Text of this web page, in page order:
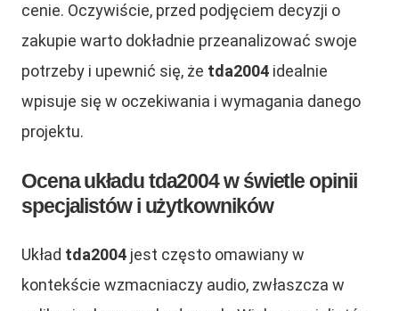
cenie. Oczywiście, przed podjęciem decyzji o
zakupie warto dokładnie przeanalizować swoje
potrzeby i upewnić się, że tda2004 idealnie
wpisuje się w oczekiwania i wymagania danego
projektu.
Ocena układu tda2004 w świetle opinii
specjalistów i użytkowników
Układ tda2004 jest często omawiany w
kontekście wzmacniaczy audio, zwłaszcza w